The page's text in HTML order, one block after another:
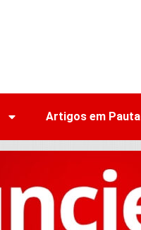
Artigos em Pauta